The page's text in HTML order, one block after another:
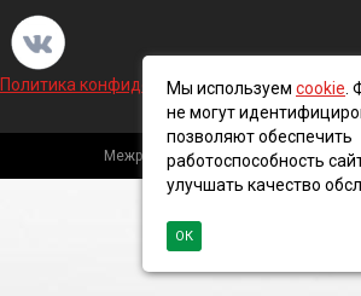
Политика конфиденциальности и
Межрегиональная кабельная
Мы используем cookie .
не могут
позволяют обеспечить
работоспособность
улучшать качество
ОК